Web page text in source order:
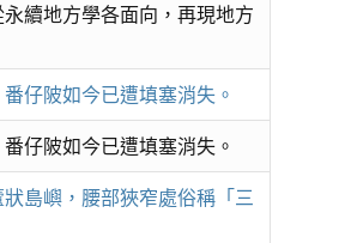
續地方學各面向，再現地方
仔陂如今已遭填塞消失。
仔陂如今已遭填塞消失。
島嶼，腰部狹窄處俗稱「三